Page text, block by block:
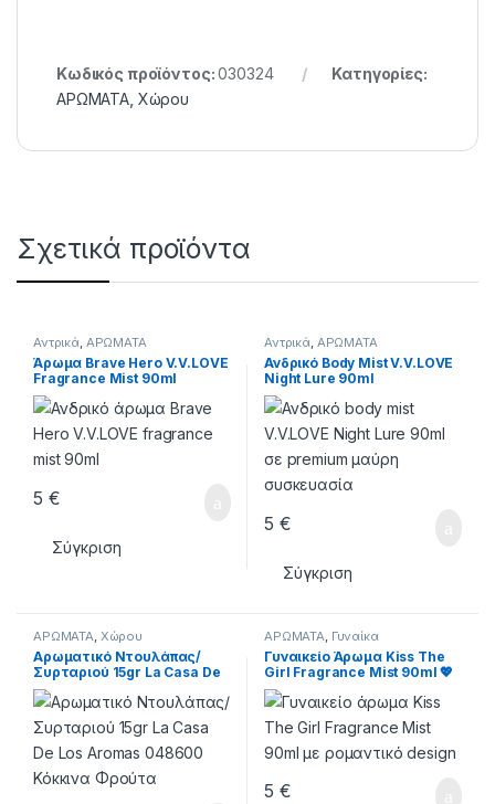
Κωδικός προϊόντος:030324
Κατηγορίες:
ΑΡΩΜΑΤΑ Χώρου
Σχετικά προϊόντα
Αντρικά, ΑΡΩΜΑΤΑ
Άρωμα Brave Hero V.V.LOVE
Fragrance Mist 90ml
5 €
Σύγκριση
Αντρικά, ΑΡΩΜΑΤΑ
Ανδρικό Body Mist V.V.LOVE
Night Lure 90ml
5 €
Σύγκριση
ΑΡΩΜΑΤΑ, Χώρου
Αρωματικό Ντουλάπας/
Συρταριού 15gr La Casa De
Los Aromas 048600
Κόκκινα Φρούτα
ΑΡΩΜΑΤΑ, Γυναίκα
Γυναικείο Άρωμα Kiss The
Girl Fragrance Mist 90ml 💖
5 €